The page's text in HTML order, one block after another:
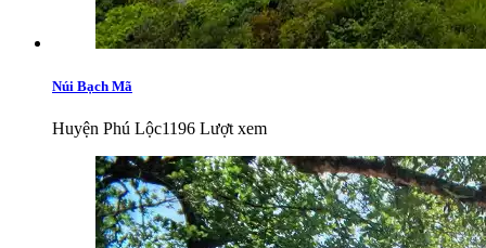
Núi Bạch Mã
Huyện Phú Lộc1196 Lượt xem